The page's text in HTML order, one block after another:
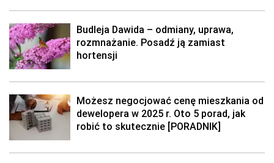
Budleja Dawida – odmiany, uprawa,
rozmnażanie. Posadź ją zamiast
hortensji
Możesz negocjować cenę mieszkania od
dewelopera w 2025 r. Oto 5 porad, jak
robić to skutecznie [PORADNIK]